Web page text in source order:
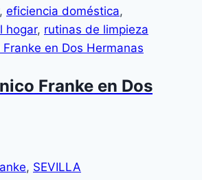
, eficiencia doméstica,
hogar, rutinas de limpieza
Franke en Dos
, SEVILLA